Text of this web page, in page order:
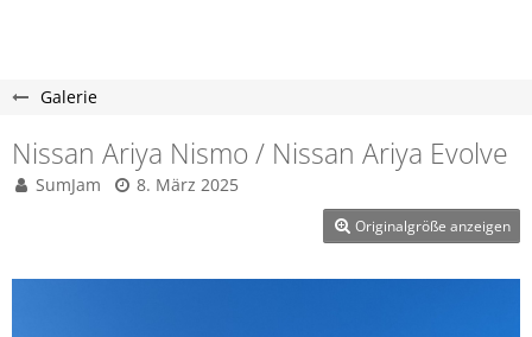
Galerie
Nissan Ariya Nismo / Nissan Ariya Evolve
SumJam 8. März 2025
Originalgröße anzeigen